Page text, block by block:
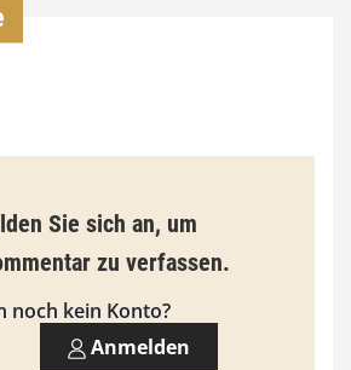
€
i
s
9
Sie sich an, um
zu verfassen.
noch kein Konto?
Anmelden